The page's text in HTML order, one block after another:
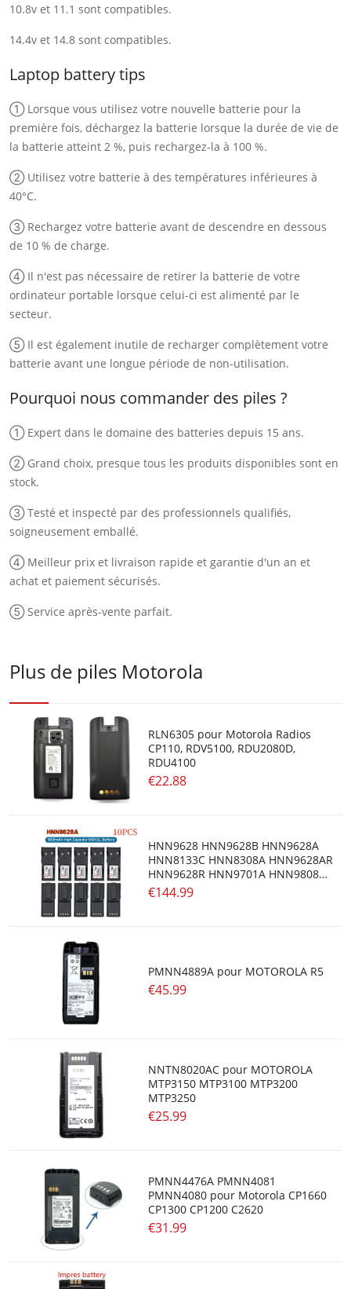
10.8v et 11.1 sont compatibles.
14.4v et 14.8 sont compatibles.
Laptop battery tips
① Lorsque vous utilisez votre nouvelle batterie pour la
première fois, déchargez la batterie lorsque la durée de vie de
la batterie atteint 2 %, puis rechargez-la à 100 %.
② Utilisez votre batterie à des températures inférieures à
40°C.
③ Rechargez votre batterie avant de descendre en dessous
de 10 % de charge.
④ Il n'est pas nécessaire de retirer la batterie de votre
ordinateur portable lorsque celui-ci est alimenté par le
secteur.
⑤ Il est également inutile de recharger complètement votre
batterie avant une longue période de non-utilisation.
Pourquoi nous commander des piles ?
① Expert dans le domaine des batteries depuis 15 ans.
② Grand choix, presque tous les produits disponibles sont en
stock.
③ Testé et inspecté par des professionnels qualifiés,
soigneusement emballé.
④ Meilleur prix et livraison rapide et garantie d'un an et
achat et paiement sécurisés.
⑤ Service après-vente parfait.
Plus de piles Motorola
RLN6305 pour Motorola Radios
CP110, RDV5100, RDU2080D,
RDU4100
€22.88
HNN9628 HNN9628B HNN9628A
HNN8133C HNN8308A HNN9628AR
HNN9628R HNN9701A HNN9808B
pour Motorola GP-300 PTX600
€144.99
PMNN4889A pour MOTOROLA R5
€45.99
NNTN8020AC pour MOTOROLA
MTP3150 MTP3100 MTP3200
MTP3250
€25.99
PMNN4476A PMNN4081
PMNN4080 pour Motorola CP1660
CP1300 CP1200 C2620
€31.99